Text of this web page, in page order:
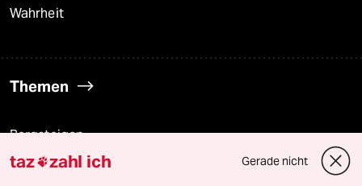
Wahrheit
Themen
Bergsteigen
taz zahl ich Gerade nicht